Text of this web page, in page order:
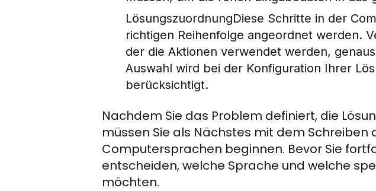
LösungszuordnungDiese Schritte in der
richtigen Reihenfolge angeordnet werden.
der die Aktionen verwendet werden,
Auswahl wird bei der Konfiguration Ihrer
berücksichtigt.
Nachdem Sie das Problem definiert, die
müssen Sie als Nächstes mit dem
Computersprachen beginnen. Bevor Sie
entscheiden, welche Sprache und welche
möchten.